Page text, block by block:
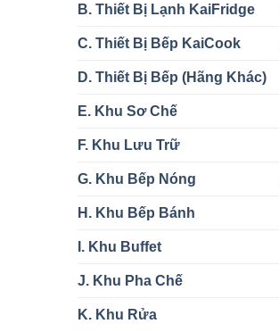
B. Thiết Bị Lạnh KaiFridge
C. Thiết Bị Bếp KaiCook
D. Thiết Bị Bếp (Hãng Khác)
E. Khu Sơ Chế
F. Khu Lưu Trữ
G. Khu Bếp Nóng
H. Khu Bếp Bánh
I. Khu Buffet
J. Khu Pha Chế
K. Khu Rửa